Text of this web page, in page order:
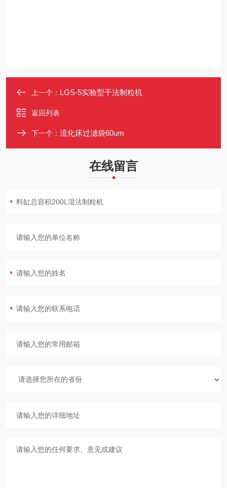
上一个： LGS-5实验型干法制粒机
返回列表
下一个： 流化床过滤袋60um
在线留言